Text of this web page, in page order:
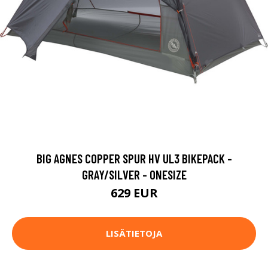
BIG AGNES COPPER SPUR HV UL3 BIKEPACK -
GRAY/SILVER - ONESIZE
629 EUR
LISÄTIETOJA